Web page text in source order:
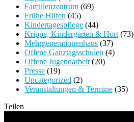
Familienzentrum (69)
Frühe Hilfen (45)
Kindertagespflege (44)
Krippe, Kindergarten & Hort (73)
Mehrgenerationenhaus (37)
Offene Ganztagsschulen (4)
Offene Jugendarbeit (20)
Presse (19)
Uncategorized (2)
Veranstaltungen & Termine (35)
Teilen